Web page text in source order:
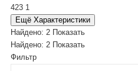
423 1
Ещё Характеристики
Найдено: 2 Показать
Найдено: 2 Показать
Фильтр